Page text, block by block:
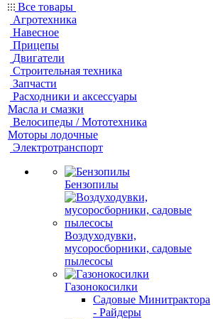
Все товары
Агротехника
Навесное
Прицепы
Двигатели
Строительная техника
Запчасти
Расходники и аксессуары
Масла и смазки
Велосипеды / Мототехника
Моторы лодочные
Электротранспорт
Бензопилы
Воздуходувки,
мусоросборники, cадовые
пылесосы
Газонокосилки
Садовые Минитрактора
- Райдеры